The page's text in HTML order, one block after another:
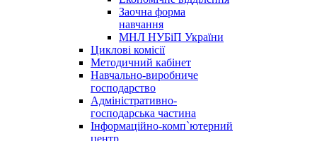
Заочна форма
навчання
МНЛ НУБіП України
Циклові комісії
Методичний кабінет
Навчально-виробниче
господарство
Адміністративно-
господарська частина
Інформаційно-комп`ютерний
центр